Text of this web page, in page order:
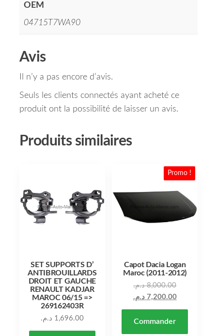
OEM
04715T7WA90
Avis
Il n’y a pas encore d’avis.
Seuls les clients connectés ayant acheté ce
produit ont la possibilité de laisser un avis.
Produits similaires
SET SUPPORTS D’
ANTIBROUILLARDS
DROIT ET GAUCHE
RENAULT KADJAR
MAROC 06/15 =>
269162403R
1,696.00 د.م.
Promo !
Capot Dacia Logan
Maroc (2011-2012)
8,000.00 د.م.
7,200.00 د.م.
Commander